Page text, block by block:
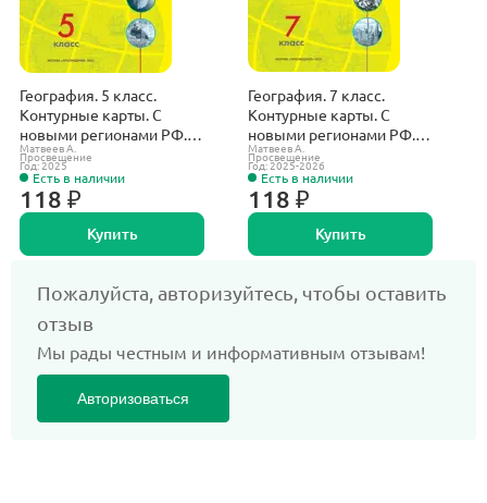
География. 5 класс.
Контурные карты. С
новыми регионами РФ.
Полярная звезда.
Матвеев А.
Просвещение
Год: 2025
Есть в наличии
118 ₽
Купить
География. 7 класс.
Контурные карты. С
новыми регионами РФ.
Полярная звезда.
Матвеев А.
Просвещение
Год: 2025-2026
Есть в наличии
118 ₽
Купить
Пожалуйста, авторизуйтесь, чтобы оставить
отзыв
Мы рады честным и информативным отзывам!
Авторизоваться